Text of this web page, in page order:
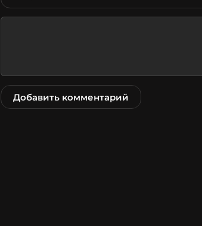
Добавить комментарий